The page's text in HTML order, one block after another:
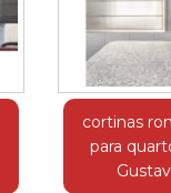
cortinas
para